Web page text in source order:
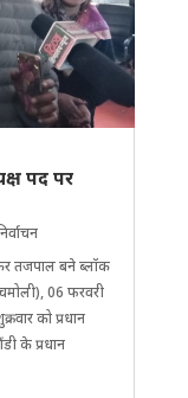
पद पर
तजपाल बने ब्लॉक
06 फरवरी
को प्रधान
के प्रधान